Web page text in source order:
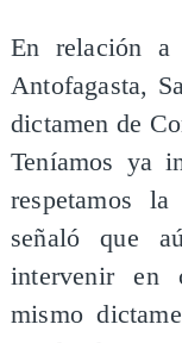
En relación a
Antofagasta,
dictamen de
Teníamos ya
respetamos
señaló que
intervenir en
mismo